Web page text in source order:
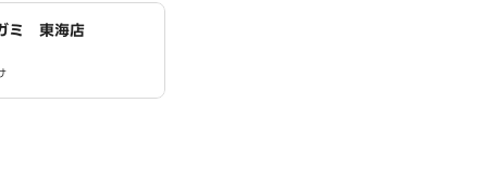
ミ 東海店